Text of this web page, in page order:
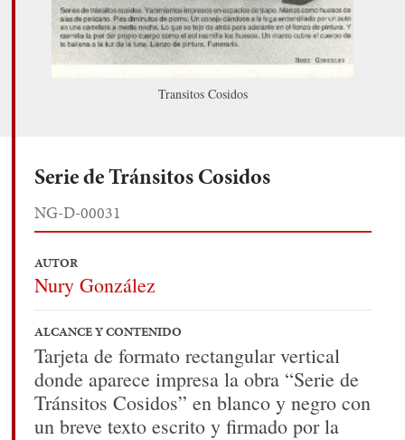
Transitos Cosidos
Serie de Tránsitos Cosidos
NG-D-00031
AUTOR
Nury González
ALCANCE Y CONTENIDO
Tarjeta de formato rectangular vertical
donde aparece impresa la obra “Serie de
Tránsitos Cosidos” en blanco y negro con
un breve texto escrito y firmado por la